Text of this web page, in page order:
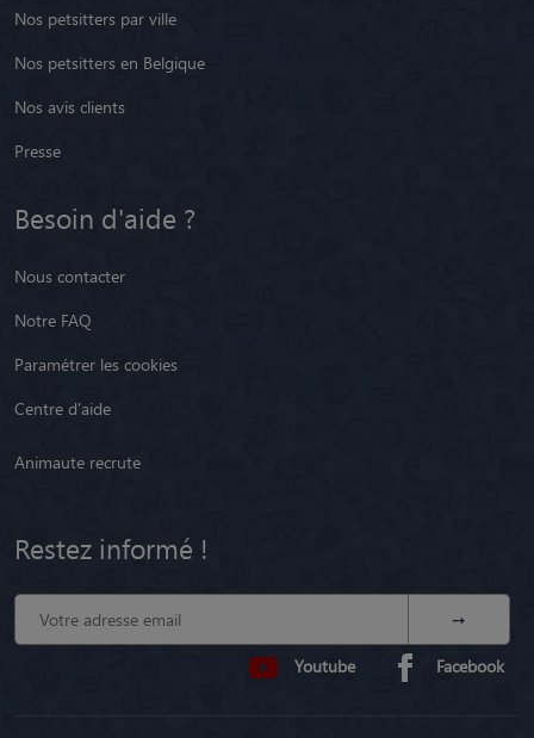
Nos petsitters par ville
Nos petsitters en Belgique
Nos avis clients
Presse
Besoin d'aide ?
Nous contacter
Notre FAQ
Paramétrer les cookies
Centre d'aide
Animaute recrute
Restez informé !
Youtube Facebook